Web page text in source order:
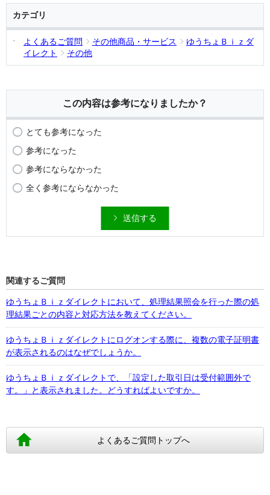
カテゴリ
よくあるご質問 その他商品・サービス
ゆうちょＢｉｚダ
イレクト
その他
この内容は参考になりましたか？
とても参考になった
参考になった
参考にならなかった
全く参考にならなかった
送信する
関連するご質問
ゆうちょＢｉｚダイレクトにおいて、処理結果照会を行った際の処
理結果ごとの内容と対応方法を教えてください。
ゆうちょＢｉｚダイレクトにログオンする際に、複数の電子証明書
が表示されるのはなぜでしょうか。
ゆうちょＢｉｚダイレクトで、「設定した取引日は受付範囲外で
す。」と表示されました。どうすればよいですか。
よくあるご質問トップへ